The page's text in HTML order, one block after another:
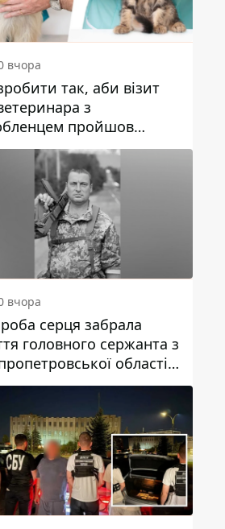
вчора
так, аби візит
з
пройшов
прості поради
вчора
серця забрала
головного сержанта з
області
Свистуна